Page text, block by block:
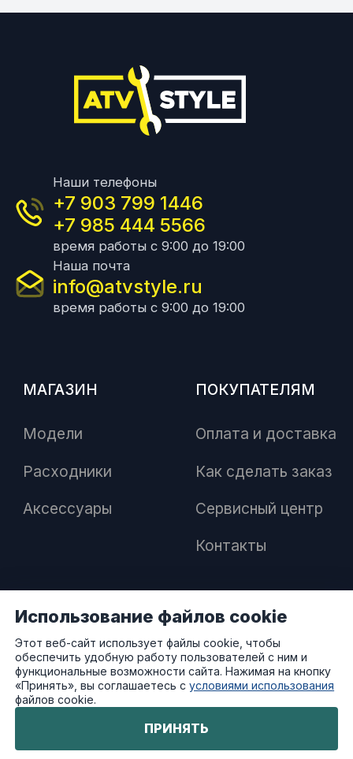
Наши телефоны
+7 903 799 1446
+7 985 444 5566
время работы с 9:00 до 19:00
Наша почта
info@atvstyle.ru
время работы с 9:00 до 19:00
МАГАЗИН
Модели
Расходники
Аксессуары
ПОКУПАТЕЛЯМ
Оплата и доставка
Как сделать заказ
Сервисный центр
Контакты
ПАРТНЕРАМ
Как стать дилером
Преимущества работы с нами
Использование файлов cookie
Этот веб-сайт использует файлы cookie, чтобы
обеспечить удобную работу пользователей с ним и
функциональные возможности сайта. Нажимая на кнопку
«Принять», вы соглашаетесь сусловиями использования
файлов cookie.
ПРИНЯТЬ